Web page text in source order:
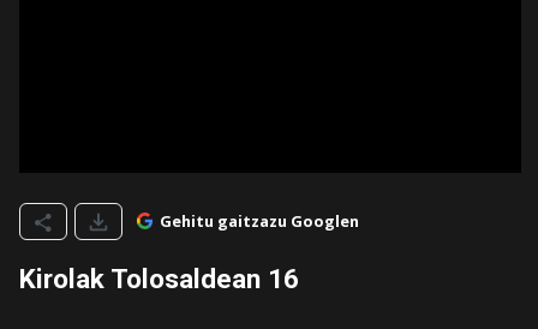
Gehitu gaitzazu Googlen
Kirolak Tolosaldean 16